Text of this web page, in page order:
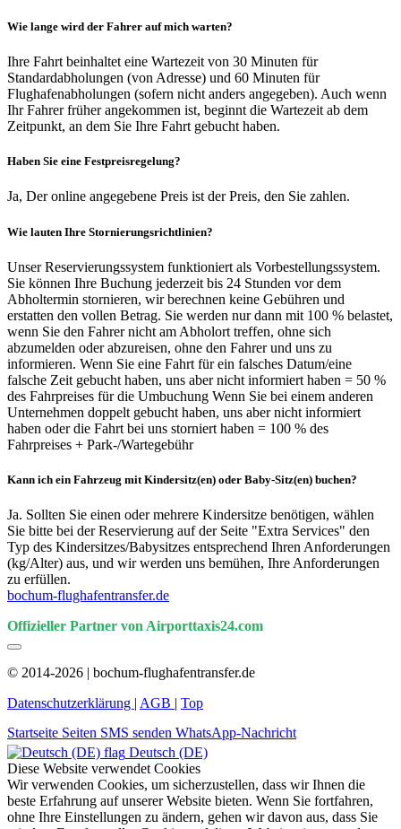
Wie lange wird der Fahrer auf mich warten?
Ihre Fahrt beinhaltet eine Wartezeit von 30 Minuten für
Standardabholungen (von Adresse) und 60 Minuten für
Flughafenabholungen (sofern nicht anders angegeben). Auch wenn
Ihr Fahrer früher angekommen ist, beginnt die Wartezeit ab dem
Zeitpunkt, an dem Sie Ihre Fahrt gebucht haben.
Haben Sie eine Festpreisregelung?
Ja, Der online angegebene Preis ist der Preis, den Sie zahlen.
Wie lauten Ihre Stornierungsrichtlinien?
Unser Reservierungssystem funktioniert als Vorbestellungssystem.
Sie können Ihre Buchung jederzeit bis 24 Stunden vor dem
Abholtermin stornieren, wir berechnen keine Gebühren und
erstatten den vollen Betrag. Sie werden nur dann mit 100 % belastet,
wenn Sie den Fahrer nicht am Abholort treffen, ohne sich
abzumelden oder abzureisen, ohne den Fahrer und uns zu
informieren. Wenn Sie eine Fahrt für ein falsches Datum/eine
falsche Zeit gebucht haben, uns aber nicht informiert haben = 50 %
des Fahrpreises für die Umbuchung Wenn Sie bei einem anderen
Unternehmen doppelt gebucht haben, uns aber nicht informiert
haben oder die Fahrt bei uns storniert haben = 100 % des
Fahrpreises + Park-/Wartegebühr
Kann ich ein Fahrzeug mit Kindersitz(en) oder Baby-Sitz(en) buchen?
Ja. Sollten Sie einen oder mehrere Kindersitze benötigen, wählen
Sie bitte bei der Reservierung auf der Seite "Extra Services" den
Typ des Kindersitzes/Babysitzes entsprechend Ihren Anforderungen
(kg/Alter) aus, und wir werden uns bemühen, Ihre Anforderungen
zu erfüllen.
bochum-flughafentransfer.de
Offizieller Partner von Airporttaxis24.com
© 2014-2026 | bochum-flughafentransfer.de
Datenschutzerklärung | AGB | Top
Startseite Seiten SMS senden WhatsApp-Nachricht
Deutsch (DE)
Diese Website verwendet Cookies
Wir verwenden Cookies, um sicherzustellen, dass wir Ihnen die
beste Erfahrung auf unserer Website bieten. Wenn Sie fortfahren,
ohne Ihre Einstellungen zu ändern, gehen wir davon aus, dass Sie